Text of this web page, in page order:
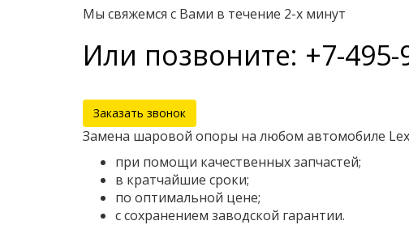
Мы свяжемся с Вами в течение 2-х минут
Или позвоните: +7-495-
Заказать звонок
Замена шаровой опоры на любом автомобиле
при помощи качественных запчастей;
в кратчайшие сроки;
по оптимальной цене;
с сохранением заводской гарантии.